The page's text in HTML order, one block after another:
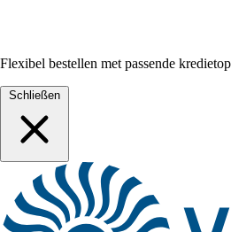
Flexibel bestellen met passende
Schließen